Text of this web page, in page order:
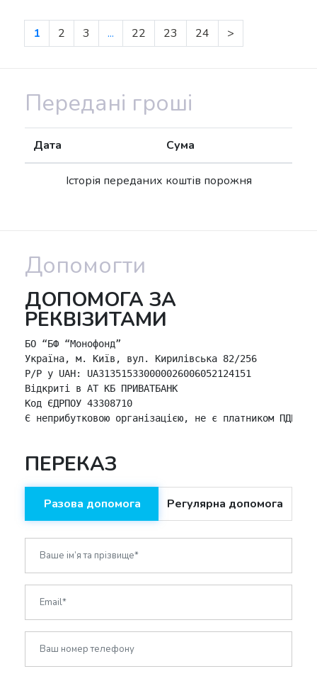
1 2 3 ... 22 23 24 >
Передані гроші
Дата Сума
Історія переданих коштів порожня
Допомогти
ДОПОМОГА ЗА
РЕКВІЗИТАМИ
БО “БФ “Монофонд”
Україна, м. Київ, вул. Кирилівська 82/256
P/P у UAH: UA313515330000026006052124151
Відкриті в АТ КБ ПРИВАТБАНК
Код ЄДРПОУ 43308710
Є неприбутковою організацією, не є платником ПДВ
ПЕРЕКАЗ
Разова допомога Регулярна допомога